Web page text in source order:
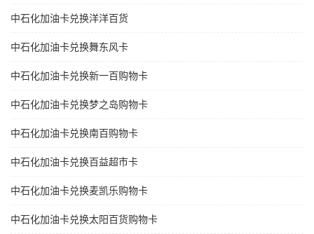
中石化加油卡兑换洋洋百货
中石化加油卡兑换舞东风卡
中石化加油卡兑换新一百购物卡
中石化加油卡兑换梦之岛购物卡
中石化加油卡兑换南百购物卡
中石化加油卡兑换百益超市卡
中石化加油卡兑换麦凯乐购物卡
中石化加油卡兑换太阳百货购物卡